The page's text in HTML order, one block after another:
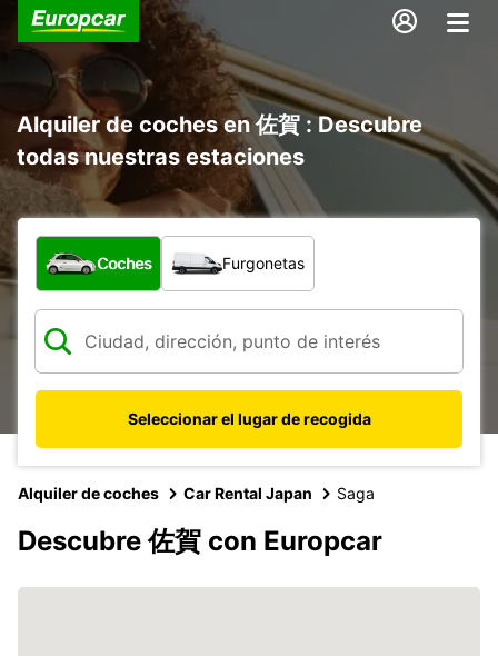
Alquiler de coches en 佐賀 : Descubre
todas nuestras estaciones
¿Qué tipo de vehículo?
Coches Furgonetas
Seleccionar el lugar de recogida
Alquiler de coches Car Rental Japan Saga
Descubre 佐賀 con Europcar